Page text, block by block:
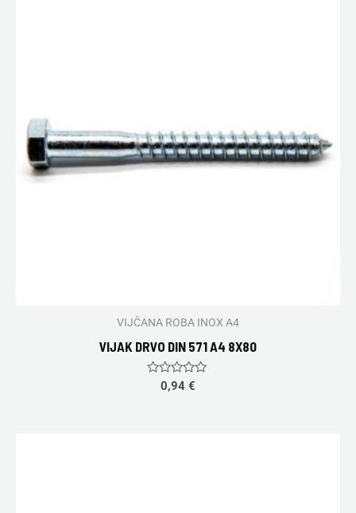
VIJČANA ROBA INOX A4
VIJAK DRVO DIN 571 A4 8X80
Rated
0,94 €